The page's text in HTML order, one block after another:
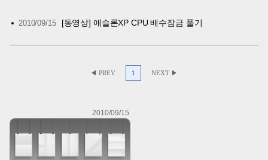
2010/09/15 [동영상] 애슬론XP CPU 배수잠금 풀기
◀ PREV 1 NEXT ▶
2010/09/15